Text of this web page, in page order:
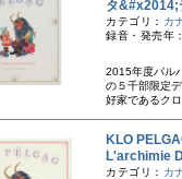
タ&#x2014;
カテゴリ： カ
録音・発売年
2015年度バル
の５千部限定
好家であるク
KLO
L'archimie
カテゴリ： カ